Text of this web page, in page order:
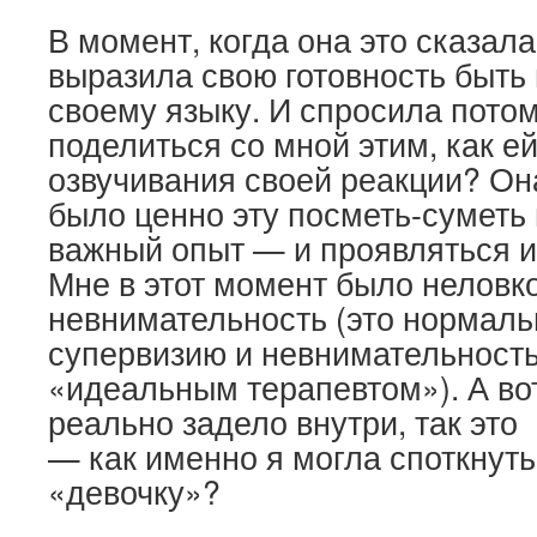
В момент, когда она это
выразила свою готовность
своему языку. И спросила
поделиться со мной этим, как
озвучивания своей реакции?
было ценно эту посметь-суметь
важный опыт — и проявляться и
Мне в этот момент было
невнимательность (это
супервизию и
«идеальным терапевтом»). А
реально задело внутри, так это
— как именно я могла
«девочку»?